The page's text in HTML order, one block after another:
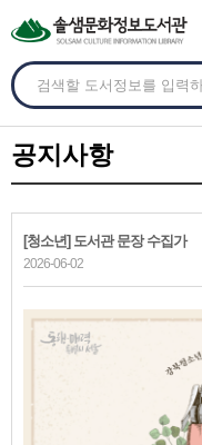
공지사항
[청소년] 도서관 문장 수집가
2026-06-02